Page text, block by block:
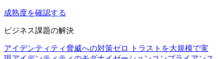
成熟度を確認する
ビジネス課題の解決
アイデンティティ脅威への対策ゼロ トラストを大規模で実